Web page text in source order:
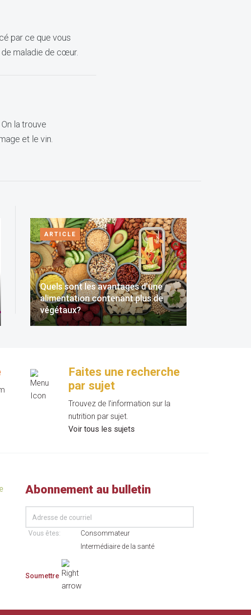
par ce que vous
maladie de cœur.
la trouve
et le vin.
ARTICLE
Quels sont les avantages d’une
alimentation contenant plus de
végétaux?
Faites une recherche
par sujet
Trouvez de l’information sur la
nutrition par sujet.
Voir tous les sujets
Abonnement au bulletin
Vous êtes:
Consommateur
Intermédiaire de la santé